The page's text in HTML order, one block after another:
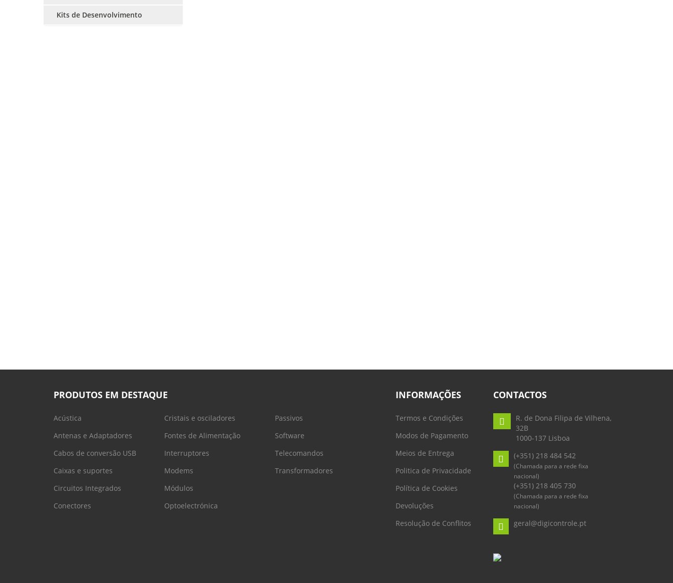
Kits de Desenvolvimento
PRODUTOS EM DESTAQUE
Acústica
Antenas e Adaptadores
Cabos de conversão USB
Caixas e suportes
Circuitos Integrados
Conectores
Cristais e osciladores
Fontes de Alimentação
Interruptores
Modems
Módulos
Optoelectrónica
Passivos
Software
Telecomandos
Transformadores
INFORMAÇÕES
Termos e Condições
Modos de Pagamento
Meios de Entrega
Politica de Privacidade
Política de Cookies
Devoluções
Resolução de Conflitos
CONTACTOS
R. de Dona Filipa de Vilhena,
32B
1000-137 Lisboa
(+351) 218 484 542
(Chamada para a rede fixa
nacional)
(+351) 218 405 730
(Chamada para a rede fixa
nacional)
geral@digicontrole.pt